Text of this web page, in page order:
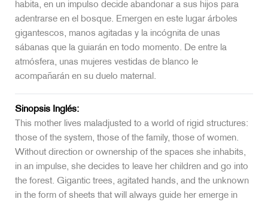
habita, en un impulso decide abandonar a sus hijos para
adentrarse en el bosque. Emergen en este lugar árboles
gigantescos, manos agitadas y la incógnita de unas
sábanas que la guiarán en todo momento. De entre la
atmósfera, unas mujeres vestidas de blanco le
acompañarán en su duelo maternal.
Sinopsis Inglés:
This mother lives maladjusted to a world of rigid structures:
those of the system, those of the family, those of women.
Without direction or ownership of the spaces she inhabits,
in an impulse, she decides to leave her children and go into
the forest. Gigantic trees, agitated hands, and the unknown
in the form of sheets that will always guide her emerge in